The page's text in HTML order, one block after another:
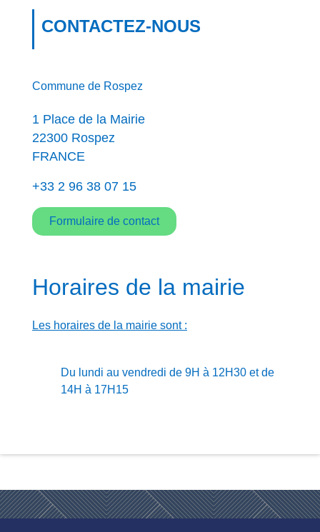
CONTACTEZ-NOUS
Commune de Rospez
1 Place de la Mairie
22300 Rospez
FRANCE
+33 2 96 38 07 15
Formulaire de contact
Horaires de la mairie
Les horaires de la mairie sont :
Du lundi au vendredi de 9H à 12H30 et de
14H à 17H15